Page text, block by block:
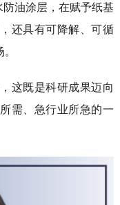
防油涂层，在赋予纸基
还具有可降解、可循
这既是科研成果迈向
需、急行业所急的一